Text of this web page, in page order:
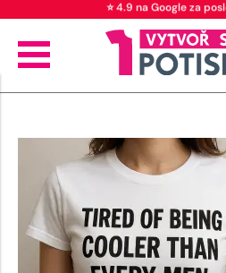
⭐ 4.9 na Google za